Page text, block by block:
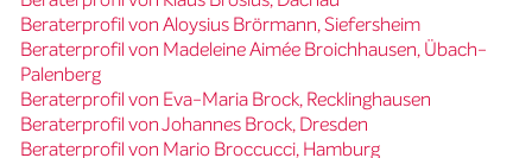
Beraterprofil von Aloysius Brörmann, Siefersheim
Beraterprofil von Madeleine Aimée Broichhausen, Übach-
Palenberg
Beraterprofil von Eva-Maria Brock, Recklinghausen
Beraterprofil von Johannes Brock, Dresden
Beraterprofil von Mario Broccucci, Hamburg